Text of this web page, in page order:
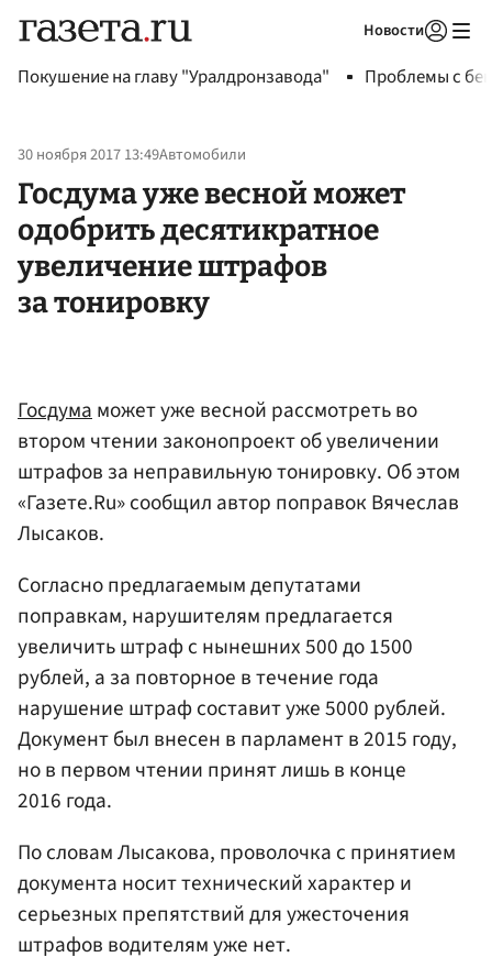
Новости
Покушение на главу "Уралдронзавода" Проблемы с
30 ноября 2017 13:49Автомобили
Госдума уже весной может
одобрить десятикратное
увеличение штрафов
за тонировку
Госдумаможет уже весной рассмотреть во
втором чтении законопроект об увеличении
штрафов за неправильную тонировку. Об этом
«Газете.Ru» сообщил автор поправок Вячеслав
Лысаков.
Согласно предлагаемым депутатами
поправкам, нарушителям предлагается
увеличить штраф с нынешних 500 до 1500
рублей, а за повторное в течение года
нарушение штраф составит уже 5000 рублей.
Документ был внесен в парламент в 2015 году,
но в первом чтении принят лишь в конце
2016 года.
По словам Лысакова, проволочка с принятием
документа носит технический характер и
серьезных препятствий для ужесточения
штрафов водителям уже нет.